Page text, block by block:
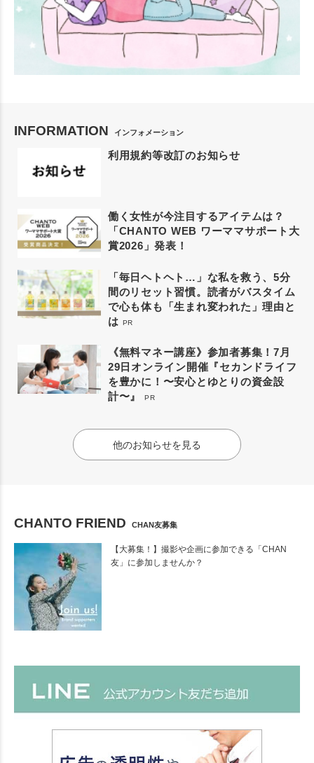
INFORMATION インフォメーション
利用規約等改訂のお知らせ
働く女性が今注目するアイテムは？
「CHANTO WEB ワーママサポート大
賞2026」発表！
「毎日ヘトヘト…」な私を救う、5分
間のリセット習慣。読者がバスタイム
で心も体も「生まれ変われた」理由と
は PR
《無料マネー講座》参加者募集！7月
29日オンライン開催『セカンドライフ
を豊かに！〜安心とゆとりの資金設
計〜』
PR
他のお知らせを見る
CHANTO FRIEND CHAN友募集
【大募集！】撮影や企画に参加できる「CHAN
友」に参加しませんか？